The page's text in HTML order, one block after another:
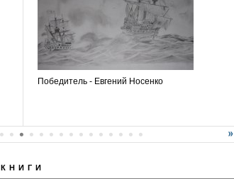
Победитель - Евгений Носенко
КНИГИ